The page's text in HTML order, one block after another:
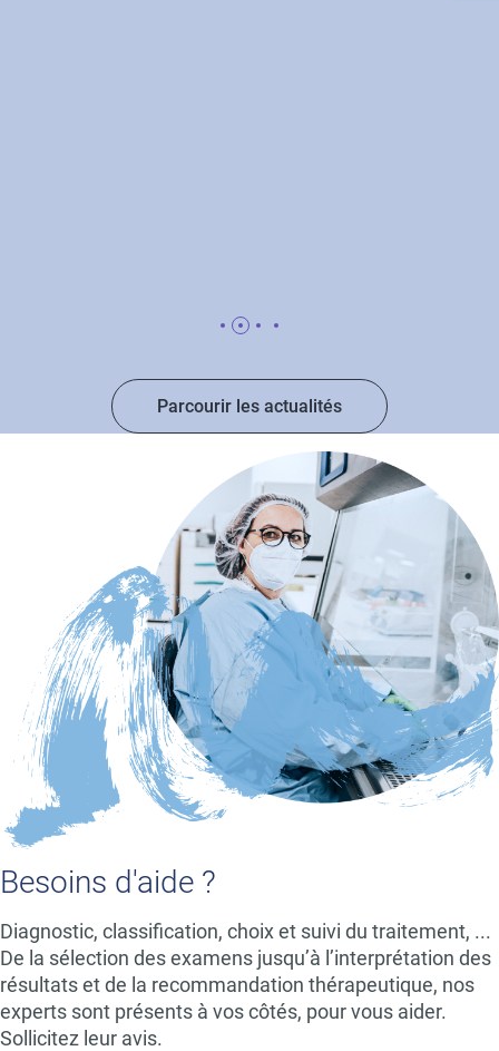
Parcourir les actualités
Besoins d'aide ?
Diagnostic, classification, choix et suivi du traitement, ...
De la sélection des examens jusqu’à l’interprétation des
résultats et de la recommandation thérapeutique, nos
experts sont présents à vos côtés, pour vous aider.
Sollicitez leur avis.